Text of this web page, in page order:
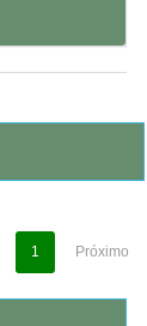
1 Próximo